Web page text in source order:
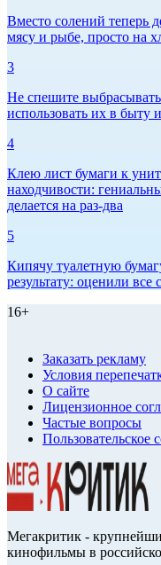
Вместо солений теперь
мясу и рыбе, просто на
3
Не спешите
использовать их в быту
4
Клею лист бумаги к
находчивости:
делается на раз-два
5
Кипячу туалетную
результату: оценили все
16+
Заказать рекламу
Условия
О сайте
Лицензионное
Частые вопросы
Пользовательское
Мегакритик -
кинофильмы в